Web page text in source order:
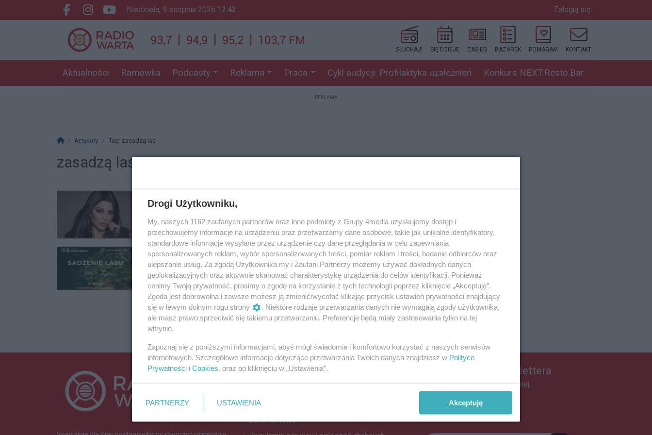
Facebook.com
Instagram.com
Youtube.com
niedziela, 9 sierpnia 2026 12:43 Zaloguj się
SŁUCHAJ! SIĘ DZIEJE ZASIĘG BAZAREK POMAGAM KONTAKT
Aktualności Ramówka Podcasty Reklama Praca Cykl audycji: Profilaktyka uzależnień Konkurs NEXT.Resto.Bar
REKLAMA
Strona główna
Artykuły Tag: zasadzą las
zasadzą las
Będzie zielono w gminie Miłosław. Zasadzą las bukowy
Ponad cztery tysiące nowych nasadzeń pojawi się w Orzechowie.
01.03.2024 09:28
Reklama
Kontakt
Patronat
Dane firmowe
Zapisz się do newslettera
Dołącz do grona ludzi najlepiej
Zapisz się »
Drogi Użytkowniku,
My, naszych 1162 zaufanych partnerów oraz inne podmioty z Grupy 4media uzyskujemy dostęp i
przechowujemy informacje na urządzeniu oraz przetwarzamy dane osobowe, takie jak unikalne identyfikatory,
standardowe informacje wysyłane przez urządzenie czy dane przeglądania w celu zapewniania
spersonalizowanych reklam, wybór spersonalizowanych treści, pomiar reklam i treści, badanie odbiorców oraz
ulepszanie usług. Za zgodą Użytkownika my i Zaufani Partnerzy możemy używać dokładnych danych
geolokalizacyjnych oraz aktywnie skanować charakterystykę urządzenia do celów identyfikacji. Ponieważ
cenimy Twoją prywatność, prosimy o zgodę na korzystanie z tych technologii poprzez kliknięcie „Akceptuję”.
Zgoda jest dobrowolna i zawsze możesz ją zmienić/wycofać klikając przycisk ustawień prywatności znajdujący
się w lewym dolnym rogu strony
. Niektóre rodzaje przetwarzania danych nie wymagają zgody użytkownika,
ale masz prawo sprzeciwić się takiemu przetwarzaniu. Preferencje będą miały zastosowania tylko na tej
witrynie.
Zapoznaj się z poniższymi informacjami, abyś mógł świadomie i komfortowo korzystać z naszych serwisów
internetowych. Szczegółowe informacje dotyczące przetwarzania Twoich danych znajdziesz w Polityce
Prywatności i Cookies. oraz po kliknięciu w „Ustawienia”.
PARTNERZY USTAWIENIA Akceptuję